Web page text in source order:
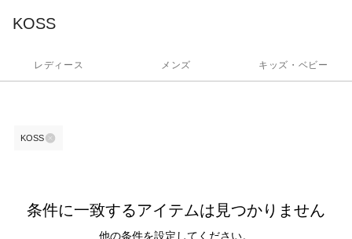
KOSS
レディース メンズ キッズ・ベビー
KOSS
条件に一致するアイテムは見つかりません
他の条件を設定してください。